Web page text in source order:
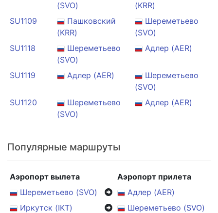
(SVO)
(KRR)
SU1109
Пашковский
(KRR)
Шереметьево
(SVO)
SU1118
Шереметьево
(SVO)
Адлер (AER)
SU1119 Адлер (AER)
Шереметьево
(SVO)
SU1120
Шереметьево
(SVO)
Адлер (AER)
Популярные маршруты
Аэропорт вылета
Аэропорт прилета
Шереметьево (SVO)
Адлер (AER)
Иркутск (IKT)
Шереметьево (SVO)